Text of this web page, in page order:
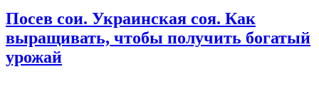
Посев сои. Украинская соя. Как
выращивать, чтобы получить богатый
урожай